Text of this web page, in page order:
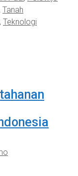
Tanah
, Teknologi